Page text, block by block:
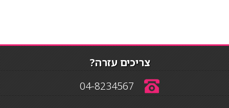
צריכים עזרה?
04-8234567